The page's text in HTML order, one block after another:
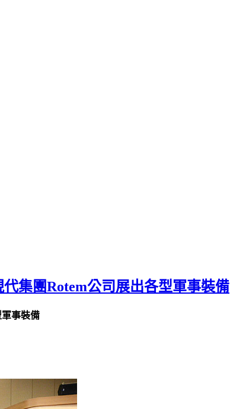
集團Rotem公司展出各型軍事裝備
事裝備